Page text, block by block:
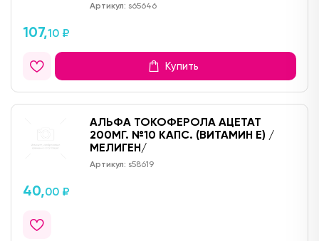
Артикул: s65646
107,10 ₽
Купить
АЛЬФА ТОКОФЕРОЛА АЦЕТАТ
200МГ. №10 КАПС. (ВИТАМИН Е) /
МЕЛИГЕН/
Артикул: s58619
40,00 ₽